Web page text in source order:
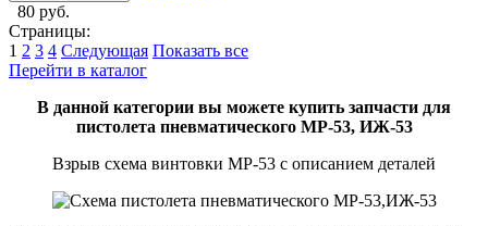
80 руб.
Страницы:
1 2 3 4 Следующая Показать все
Перейти в каталог
В данной категории вы можете купить запчасти для
пистолета пневматического МР-53, ИЖ-53
Взрыв схема винтовки МР-53 с описанием деталей